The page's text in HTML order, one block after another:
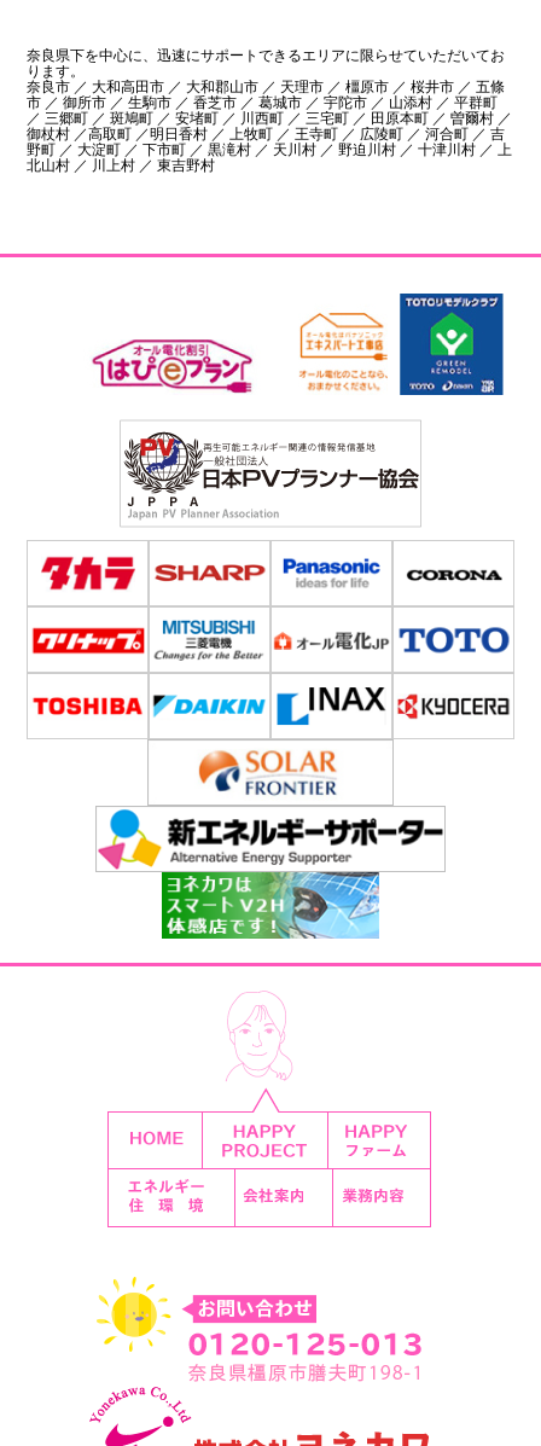
奈良県下を中心に、迅速にサポートできるエリアに限らせていただいてお
ります。
奈良市 ／ 大和高田市 ／ 大和郡山市 ／ 天理市 ／ 橿原市 ／ 桜井市 ／ 五條
市 ／ 御所市 ／ 生駒市 ／ 香芝市 ／ 葛城市 ／ 宇陀市 ／ 山添村 ／ 平群町
／ 三郷町 ／ 斑鳩町 ／ 安堵町 ／ 川西町 ／ 三宅町 ／ 田原本町 ／ 曽爾村 ／
御杖村 ／高取町 ／明日香村 ／ 上牧町 ／ 王寺町 ／ 広陵町 ／ 河合町 ／ 吉
野町 ／ 大淀町 ／ 下市町 ／ 黒滝村 ／ 天川村 ／ 野迫川村 ／ 十津川村 ／ 上
北山村 ／ 川上村 ／ 東吉野村